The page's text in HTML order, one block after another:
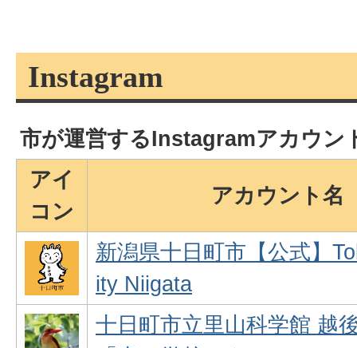
Instagram
市が運営するInstagramアカウン
アイ
コン
アカウント名
新潟県十日町市【公式】
ity Niigata
十日町市立里山科学館 越